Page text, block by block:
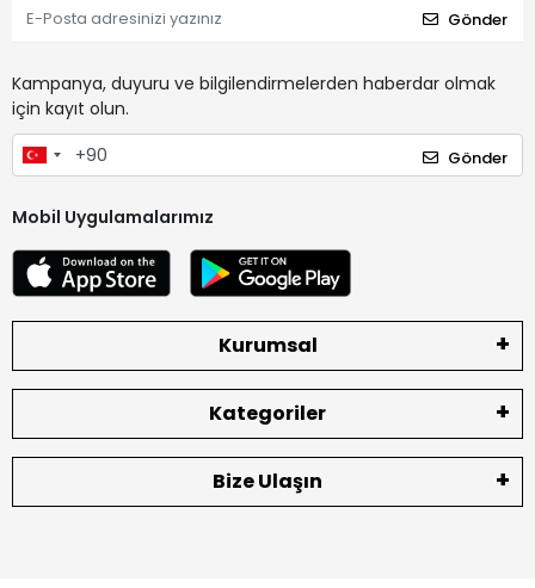
Gönder
Kampanya, duyuru ve bilgilendirmelerden haberdar olmak
için kayıt olun.
Gönder
Mobil Uygulamalarımız
Kurumsal
Kategoriler
Bize Ulaşın